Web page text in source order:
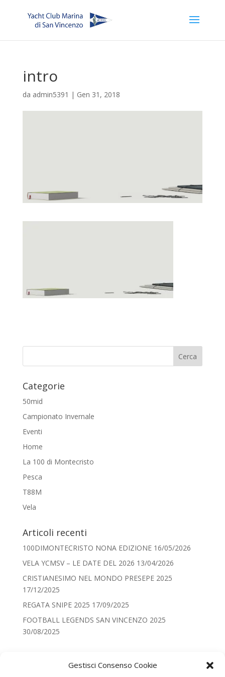
Gestisci Consenso Cookie
intro
da admin5391 | Gen 31, 2018
Categorie
50mid
Campionato Invernale
Eventi
Home
La 100 di Montecristo
Pesca
T88M
Vela
Articoli recenti
100DIMONTECRISTO NONA EDIZIONE 16/05/2026
VELA YCMSV – LE DATE DEL 2026 13/04/2026
CRISTIANESIMO NEL MONDO PRESEPE 2025
17/12/2025
REGATA SNIPE 2025 17/09/2025
FOOTBALL LEGENDS SAN VINCENZO 2025
30/08/2025